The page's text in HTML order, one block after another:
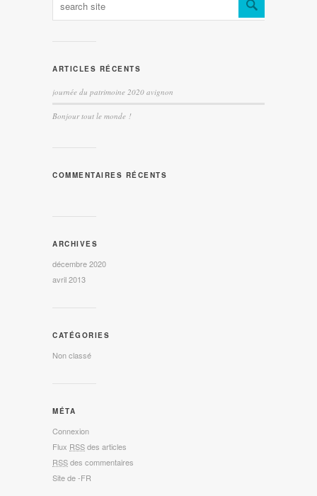
ARTICLES RÉCENTS
journée du patrimoine 2020 avignon
Bonjour tout le monde !
COMMENTAIRES RÉCENTS
ARCHIVES
décembre 2020
avril 2013
CATÉGORIES
Non classé
MÉTA
Connexion
Flux RSSdes articles
RSSdes commentaires
Site de -FR